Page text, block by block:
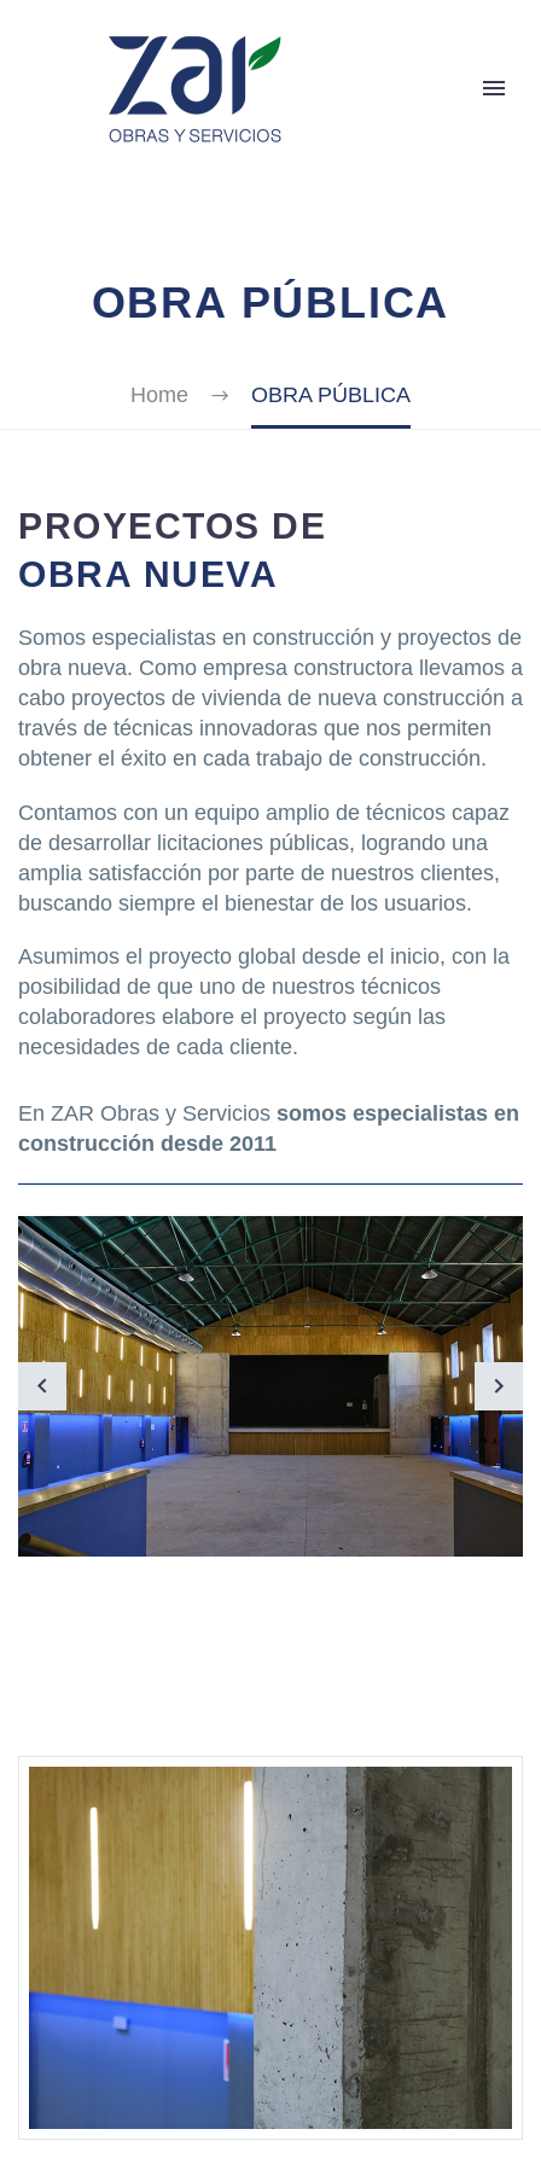
OBRA PÚBLICA
Home OBRA PÚBLICA
PROYECTOS DE
OBRA NUEVA
Somos especialistas en construcción y proyectos de
obra nueva. Como empresa constructora llevamos a
cabo proyectos de vivienda de nueva construcción a
través de técnicas innovadoras que nos permiten
obtener el éxito en cada trabajo de construcción.
Contamos con un equipo amplio de técnicos capaz
de desarrollar licitaciones públicas, logrando una
amplia satisfacción por parte de nuestros clientes,
buscando siempre el bienestar de los usuarios.
Asumimos el proyecto global desde el inicio, con la
posibilidad de que uno de nuestros técnicos
colaboradores elabore el proyecto según las
necesidades de cada cliente.
En ZAR Obras y Servicios somos especialistas en
construcción desde 2011